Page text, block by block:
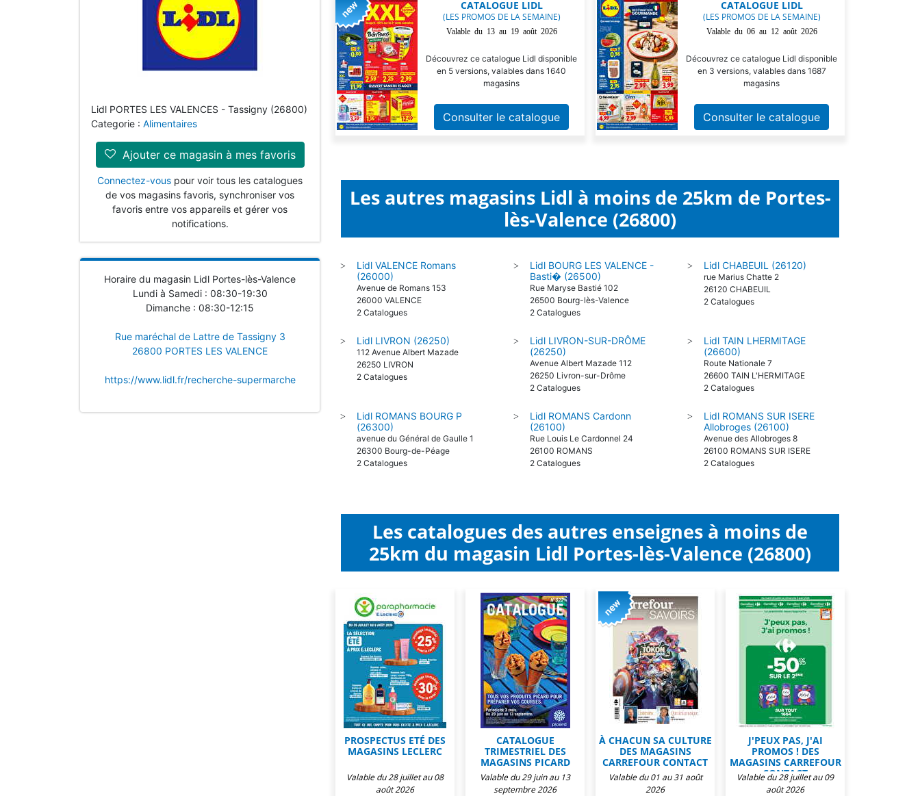
Lidl PORTES LES VALENCES - Tassigny (26800)
Categorie : Alimentaires
Ajouter ce magasin à mes favoris
Connectez-vous pour voir tous les catalogues
de vos magasins favoris, synchroniser vos
favoris entre vos appareils et gérer vos
notifications.
Horaire du magasin Lidl Portes-lès-Valence
Lundi à Samedi : 08:30-19:30
Dimanche : 08:30-12:15
Rue maréchal de Lattre de Tassigny 3
26800 PORTES LES VALENCE
https://www.lidl.fr/recherche-supermarche
CATALOGUE LIDL
(LES PROMOS DE LA SEMAINE)
Valable du 13 au 19 août 2026
Découvrez ce catalogue Lidl disponible
en 5 versions, valables dans 1640
magasins
Consulter le catalogue
CATALOGUE LIDL
(LES PROMOS DE LA SEMAINE)
Valable du 06 au 12 août 2026
Découvrez ce catalogue Lidl disponible
en 3 versions, valables dans 1687
magasins
Consulter le catalogue
Les autres magasins Lidl à moins de 25km de Portes-
lès-Valence (26800)
>
Lidl VALENCE Romans
(26000)
Avenue de Romans 153
26000 VALENCE
2 Catalogues
>
Lidl BOURG LES VALENCE -
Basti� (26500)
Rue Maryse Bastié 102
26500 Bourg-lès-Valence
2 Catalogues
> Lidl CHABEUIL (26120)
rue Marius Chatte 2
26120 CHABEUIL
2 Catalogues
> Lidl LIVRON (26250)
112 Avenue Albert Mazade
26250 LIVRON
2 Catalogues
>
Lidl LIVRON-SUR-DRÔME
(26250)
Avenue Albert Mazade 112
26250 Livron-sur-Drôme
2 Catalogues
>
Lidl TAIN LHERMITAGE
(26600)
Route Nationale 7
26600 TAIN L'HERMITAGE
2 Catalogues
>
Lidl ROMANS BOURG P
(26300)
avenue du Général de Gaulle 1
26300 Bourg-de-Péage
2 Catalogues
>
Lidl ROMANS Cardonn
(26100)
Rue Louis Le Cardonnel 24
26100 ROMANS
2 Catalogues
>
Lidl ROMANS SUR ISERE
Allobroges (26100)
Avenue des Allobroges 8
26100 ROMANS SUR ISERE
2 Catalogues
Les catalogues des autres enseignes à moins de
25km du magasin Lidl Portes-lès-Valence (26800)
PROSPECTUS ETÉ DES
MAGASINS LECLERC
Valable du 28 juillet au 08
août 2026
CATALOGUE
TRIMESTRIEL DES
MAGASINS PICARD
Valable du 29 juin au 13
septembre 2026
À CHACUN SA CULTURE
DES MAGASINS
CARREFOUR CONTACT
Valable du 01 au 31 août
2026
J'PEUX PAS, J'AI
PROMOS ! DES
MAGASINS CARREFOUR
CONTACT
Valable du 28 juillet au 09
août 2026